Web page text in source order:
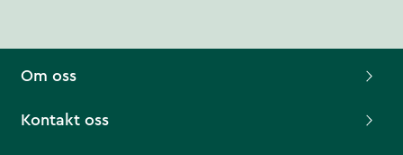
Om oss
Kontakt oss